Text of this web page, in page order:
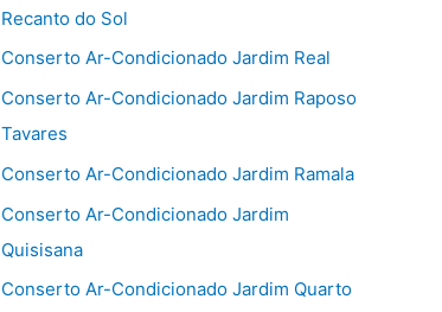
Recanto do Sol
Conserto Ar-Condicionado Jardim Real
Conserto Ar-Condicionado Jardim Raposo
Tavares
Conserto Ar-Condicionado Jardim Ramala
Conserto Ar-Condicionado Jardim
Quisisana
Conserto Ar-Condicionado Jardim Quarto